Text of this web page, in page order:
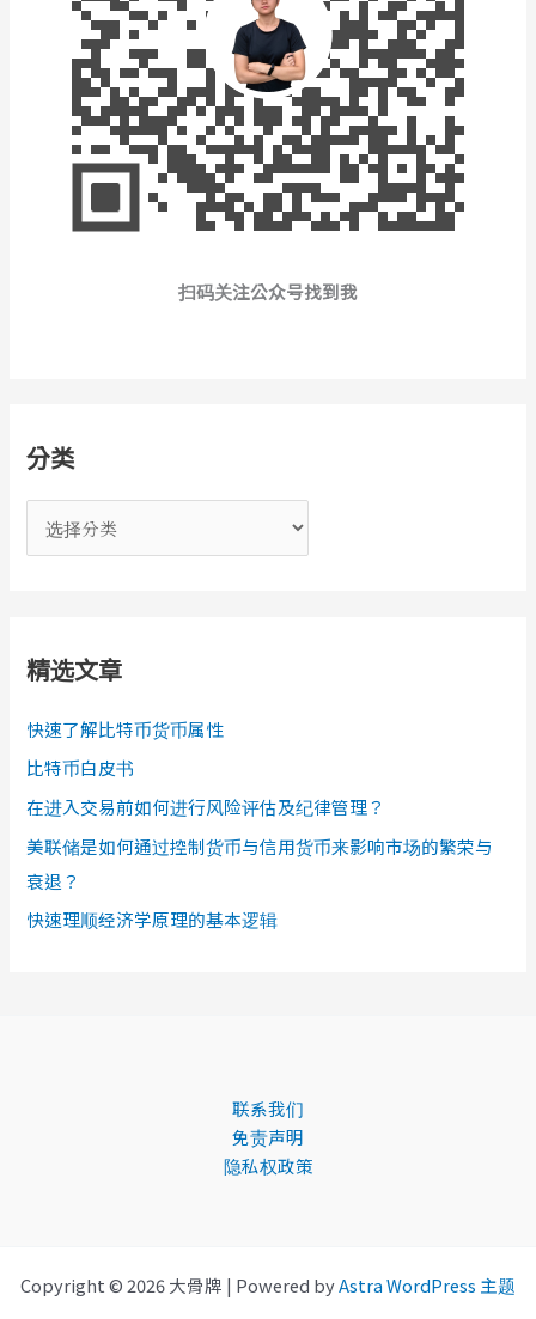
扫码关注公众号找到我
分类
类
精选文章
快速了解比特币货币属性
比特币白皮书
在进入交易前如何进行风险评估及纪律管理？
美联储是如何通过控制货币与信用货币来影响市场的繁荣与
衰退？
快速理顺经济学原理的基本逻辑
联系我们
免责声明
隐私权政策
Copyright © 2026 大骨牌 | Powered byAstra WordPress 主题